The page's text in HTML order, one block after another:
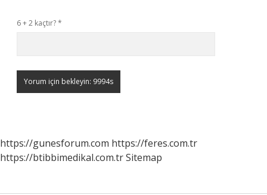
6 + 2 kaçtır?*
https://gunesforum.com https://feres.com.tr
https://btibbimedikal.com.trSitemap